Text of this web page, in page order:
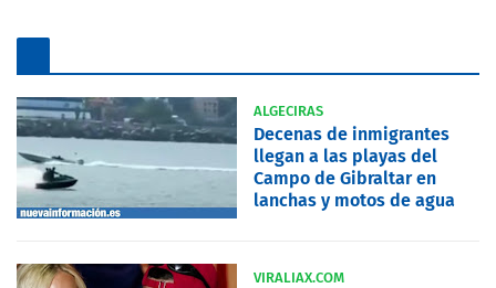
ALGECIRAS
Decenas de inmigrantes
llegan a las playas del
Campo de Gibraltar en
lanchas y motos de agua
VIRALIAX.COM